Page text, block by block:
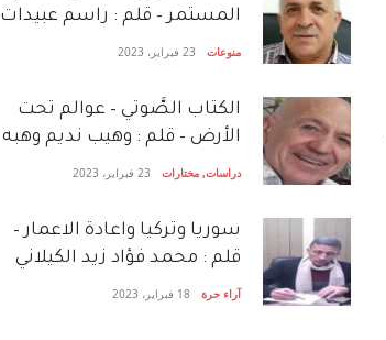
المستمر – قلم : راسم عبيدات
منوعات 23 فبراير، 2023
الكتاب الصَّوتي – عوالم تحت
الأرض – قلم : وهيب نديم وهبه
دراسات, مختارات 23 فبراير، 2023
سوريا وتركيا واعادة الاعمار –
قلم : محمد فؤاد زيد الكيلاني
آراء حرة 18 فبراير، 2023